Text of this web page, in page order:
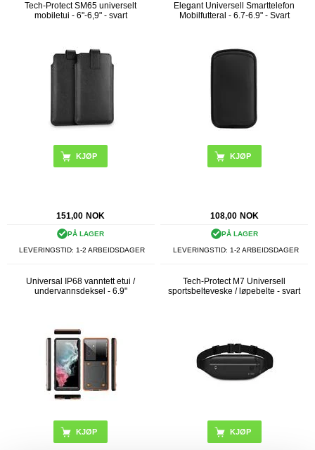
Tech-Protect SM65 universelt
mobiletui - 6"-6,9" - svart
151,00 NOK
PÅ LAGER
LEVERINGSTID: 1-2 ARBEIDSDAGER
Elegant Universell Smarttelefon
Mobilfutteral - 6.7-6.9" - Svart
108,00 NOK
PÅ LAGER
LEVERINGSTID: 1-2 ARBEIDSDAGER
Universal IP68 vanntett etui /
undervannsdeksel - 6.9"
KJØP
Tech-Protect M7 Universell
sportsbelteveske / løpebelte - svart